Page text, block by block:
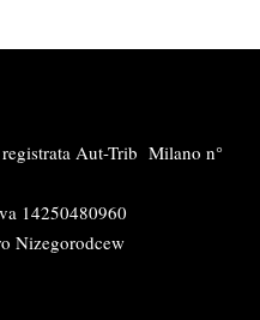
registrata Aut-Trib Milano n°
14250480960
Nizegorodcew